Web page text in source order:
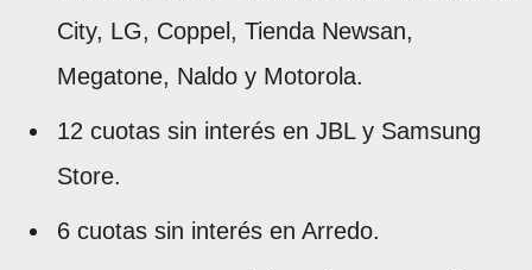
City, LG, Coppel, Tienda Newsan,
Megatone, Naldo y Motorola.
12 cuotas sin interés en JBL y Samsung
Store.
6 cuotas sin interés en Arredo.